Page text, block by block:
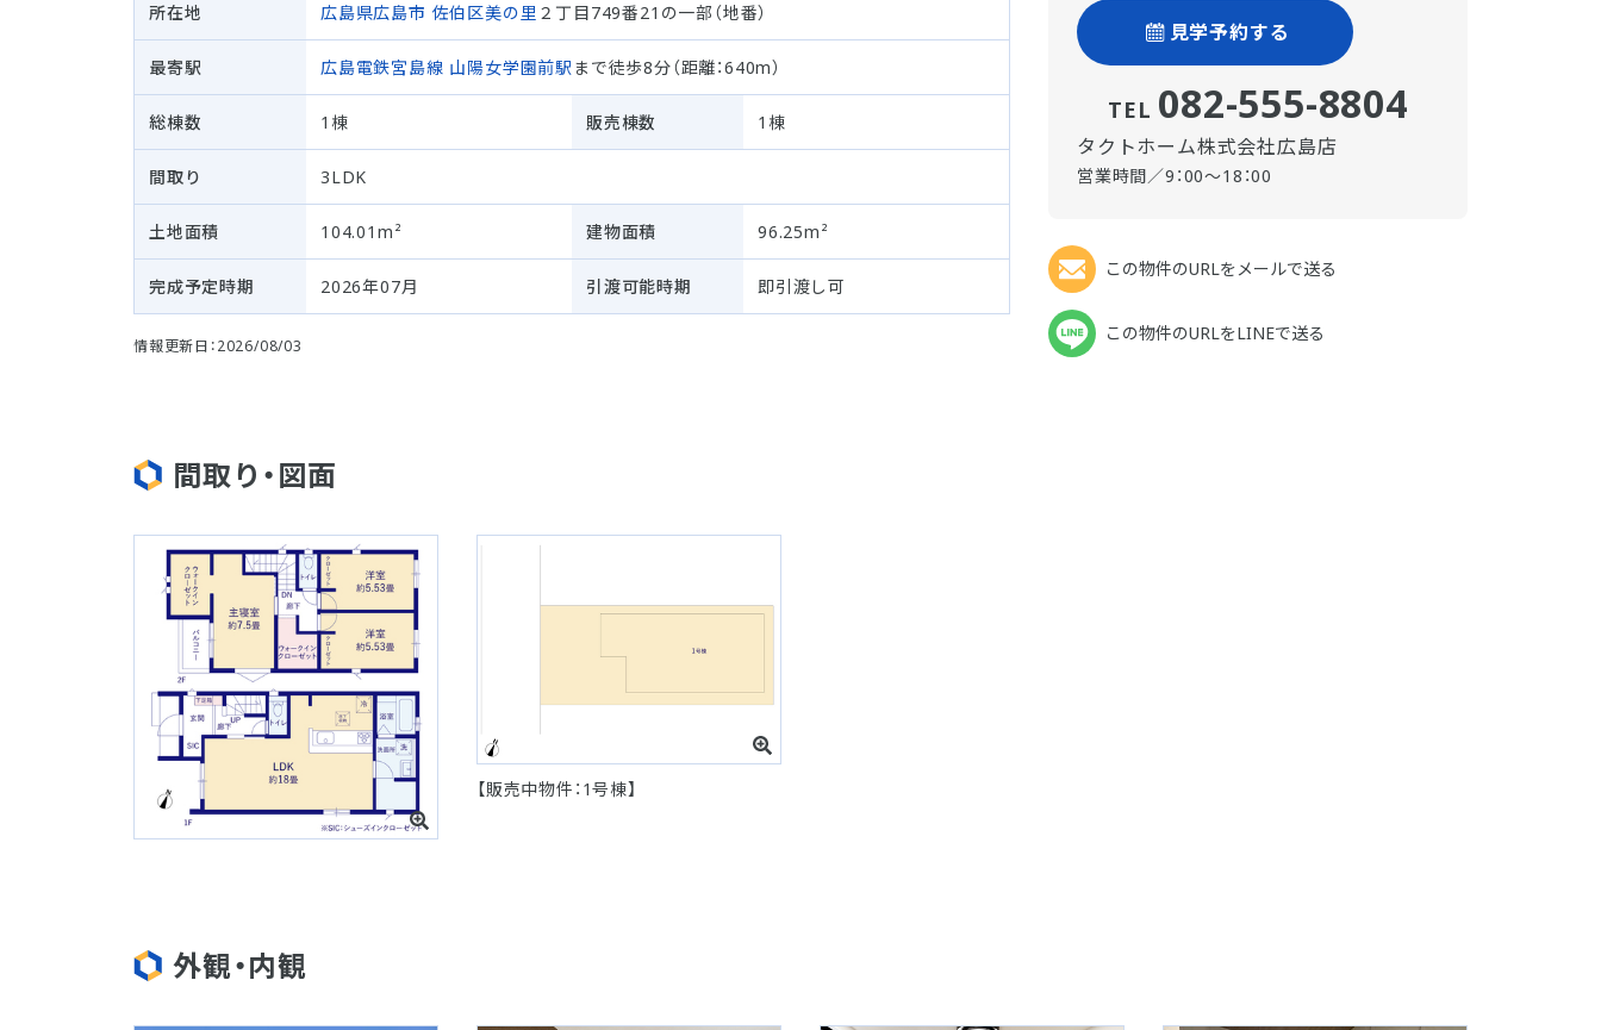
所在地 広島県広島市 佐伯区美の里 ２丁目749番21の一部（地番）
最寄駅 広島電鉄宮島線 山陽女学園前駅 まで徒歩8分（距離：640m）
総棟数 1棟 販売棟数 1棟
間取り 3LDK
土地面積 104.01m² 建物面積 96.25m²
完成予定時期 2026年07月 引渡可能時期 即引渡し可
情報更新日：2026/08/03
見学予約する
TEL 082-555-8804
タクトホーム株式会社広島店
営業時間／9：00～18：00
この物件のURLをメールで送る
この物件のURLをLINEで送る
間取り・図面
【販売中物件：1号棟】
外観・内観